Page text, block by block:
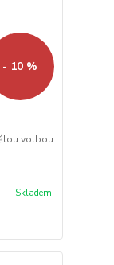
- 10 %
volbou
Skladem